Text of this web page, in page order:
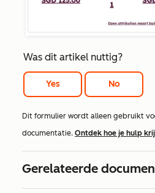
Was dit artikel nuttig?
Yes No
Dit formulier wordt alleen gebruikt
documentatie. Ontdek hoe je hulp
Gerelateerde